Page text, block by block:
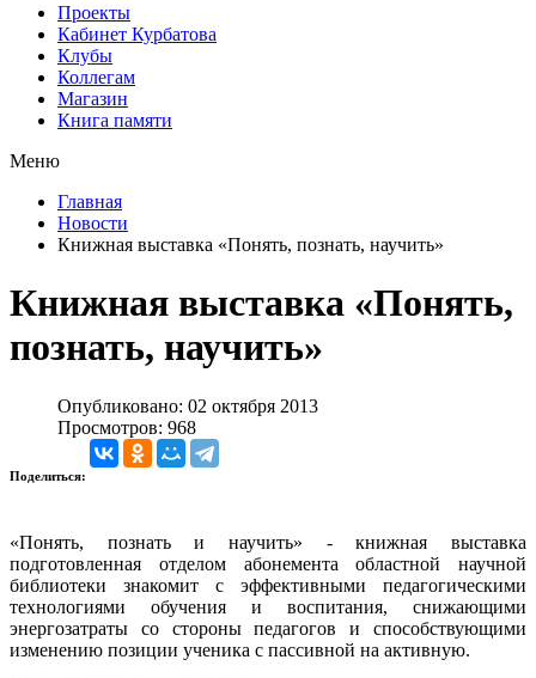
Проекты
Кабинет Курбатова
Клубы
Коллегам
Магазин
Книга памяти
Меню
Главная
Новости
Книжная выставка «Понять, познать, научить»
Книжная выставка «Понять,
познать, научить»
Опубликовано: 02 октября 2013
Просмотров: 968
Поделиться:
«Понять, познать и научить» - книжная выставка
подготовленная отделом абонемента областной научной
библиотеки знакомит с эффективными педагогическими
технологиями обучения и воспитания, снижающими
энергозатраты со стороны педагогов и способствующими
изменению позиции ученика с пассивной на активную.